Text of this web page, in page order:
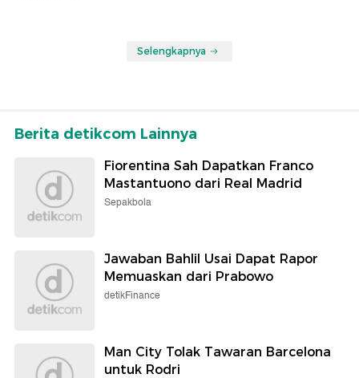
Selengkapnya
Berita detikcom Lainnya
Fiorentina Sah Dapatkan Franco
Mastantuono dari Real Madrid
Sepakbola
Jawaban Bahlil Usai Dapat Rapor
Memuaskan dari Prabowo
detikFinance
Man City Tolak Tawaran Barcelona
untuk Rodri